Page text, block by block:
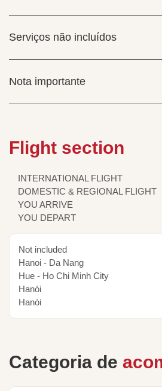
Serviços não incluídos
Nota importante
Flight section
INTERNATIONAL FLIGHT
DOMESTIC & REGIONAL FLIGHT
YOU ARRIVE
YOU DEPART
Not included
Hanoi - Da Nang
Hue - Ho Chi Minh City
Hanói
Hanói
Categoria de